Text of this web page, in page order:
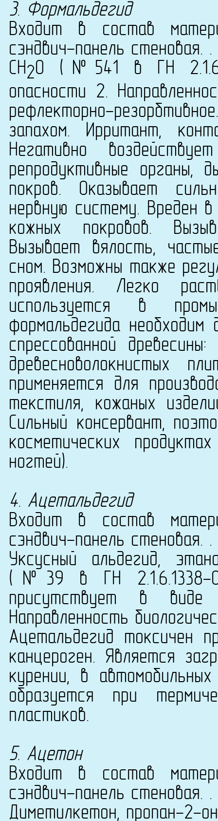
3. Формальдегид
Входит в состав
сэндвич-панель стеновая. .
CH2O (№541 в ГН
опасности 2.
рефлекторно-
запахом. Ирритант,
Негативно
репродуктивные органы,
покров. Оказывает
нервную систему. Вреден
кожных покровов.
Вызывает вялость,
сном. Возможны также
проявления. Легко
используется в
формальдегида
спрессованной
применяется для
текстиля, кожаных
Сильный консервант,
косметических
ногтей).
4. Ацетальдегид
Входит в состав
сэндвич-панель стеновая. .
Уксусный альдегид,
(№39 в ГН 2.1.6.1338-
присутствует в
Направленность
Ацетальдегид токсичен
канцероген. Является
курении, в
образуется при
пластиков.
5. Ацетон
Входит в состав
сэндвич-панель стеновая. .
Диметилкетон, пропан-2-